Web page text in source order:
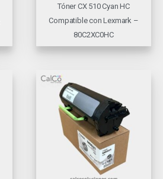
Tóner CX 510 Cyan HC
Compatible con Lexmark –
80C2XC0HC